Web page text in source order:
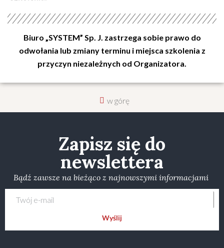
Biuro „SYSTEM” Sp. J. zastrzega sobie prawo do
odwołania lub zmiany terminu i miejsca szkolenia z
przyczyn niezależnych od Organizatora.
w górę
Zapisz się do
newslettera
Bądź zawsze na bieżąco z najnowszymi informacjami
Wyślij